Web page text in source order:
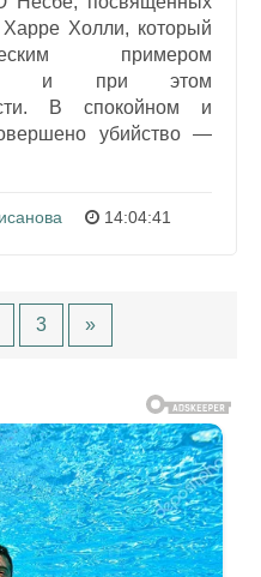
Харре Холли, который
примером
и при этом
В спокойном и
убийство —
14:04:41
3 »